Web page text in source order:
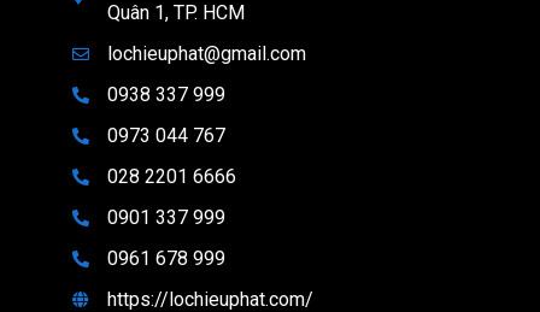
Quân 1, TP. HCM
lochieuphat@gmail.com
0938 337 999
0973 044 767
028 2201 6666
0901 337 999
0961 678 999
https://lochieuphat.com/